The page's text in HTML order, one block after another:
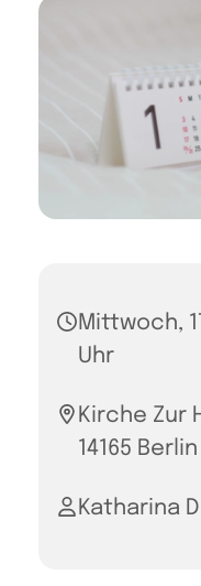
Mittwoch,
Uhr
Kirche Zur
14165 Berlin
Katharina